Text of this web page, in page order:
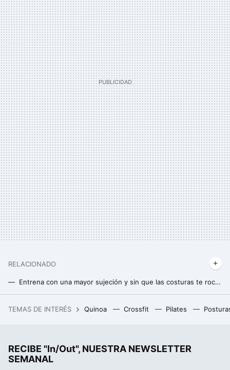
RELACIONADO
Entrena con una mayor sujeción y sin que las costuras te rocen con el sujetador deportivo de Lidl
TEMAS DE INTERÉS Quinoa Crossfit Pilates
RECIBE "In/Out", NUESTRA NEWSLETTER
SEMANAL